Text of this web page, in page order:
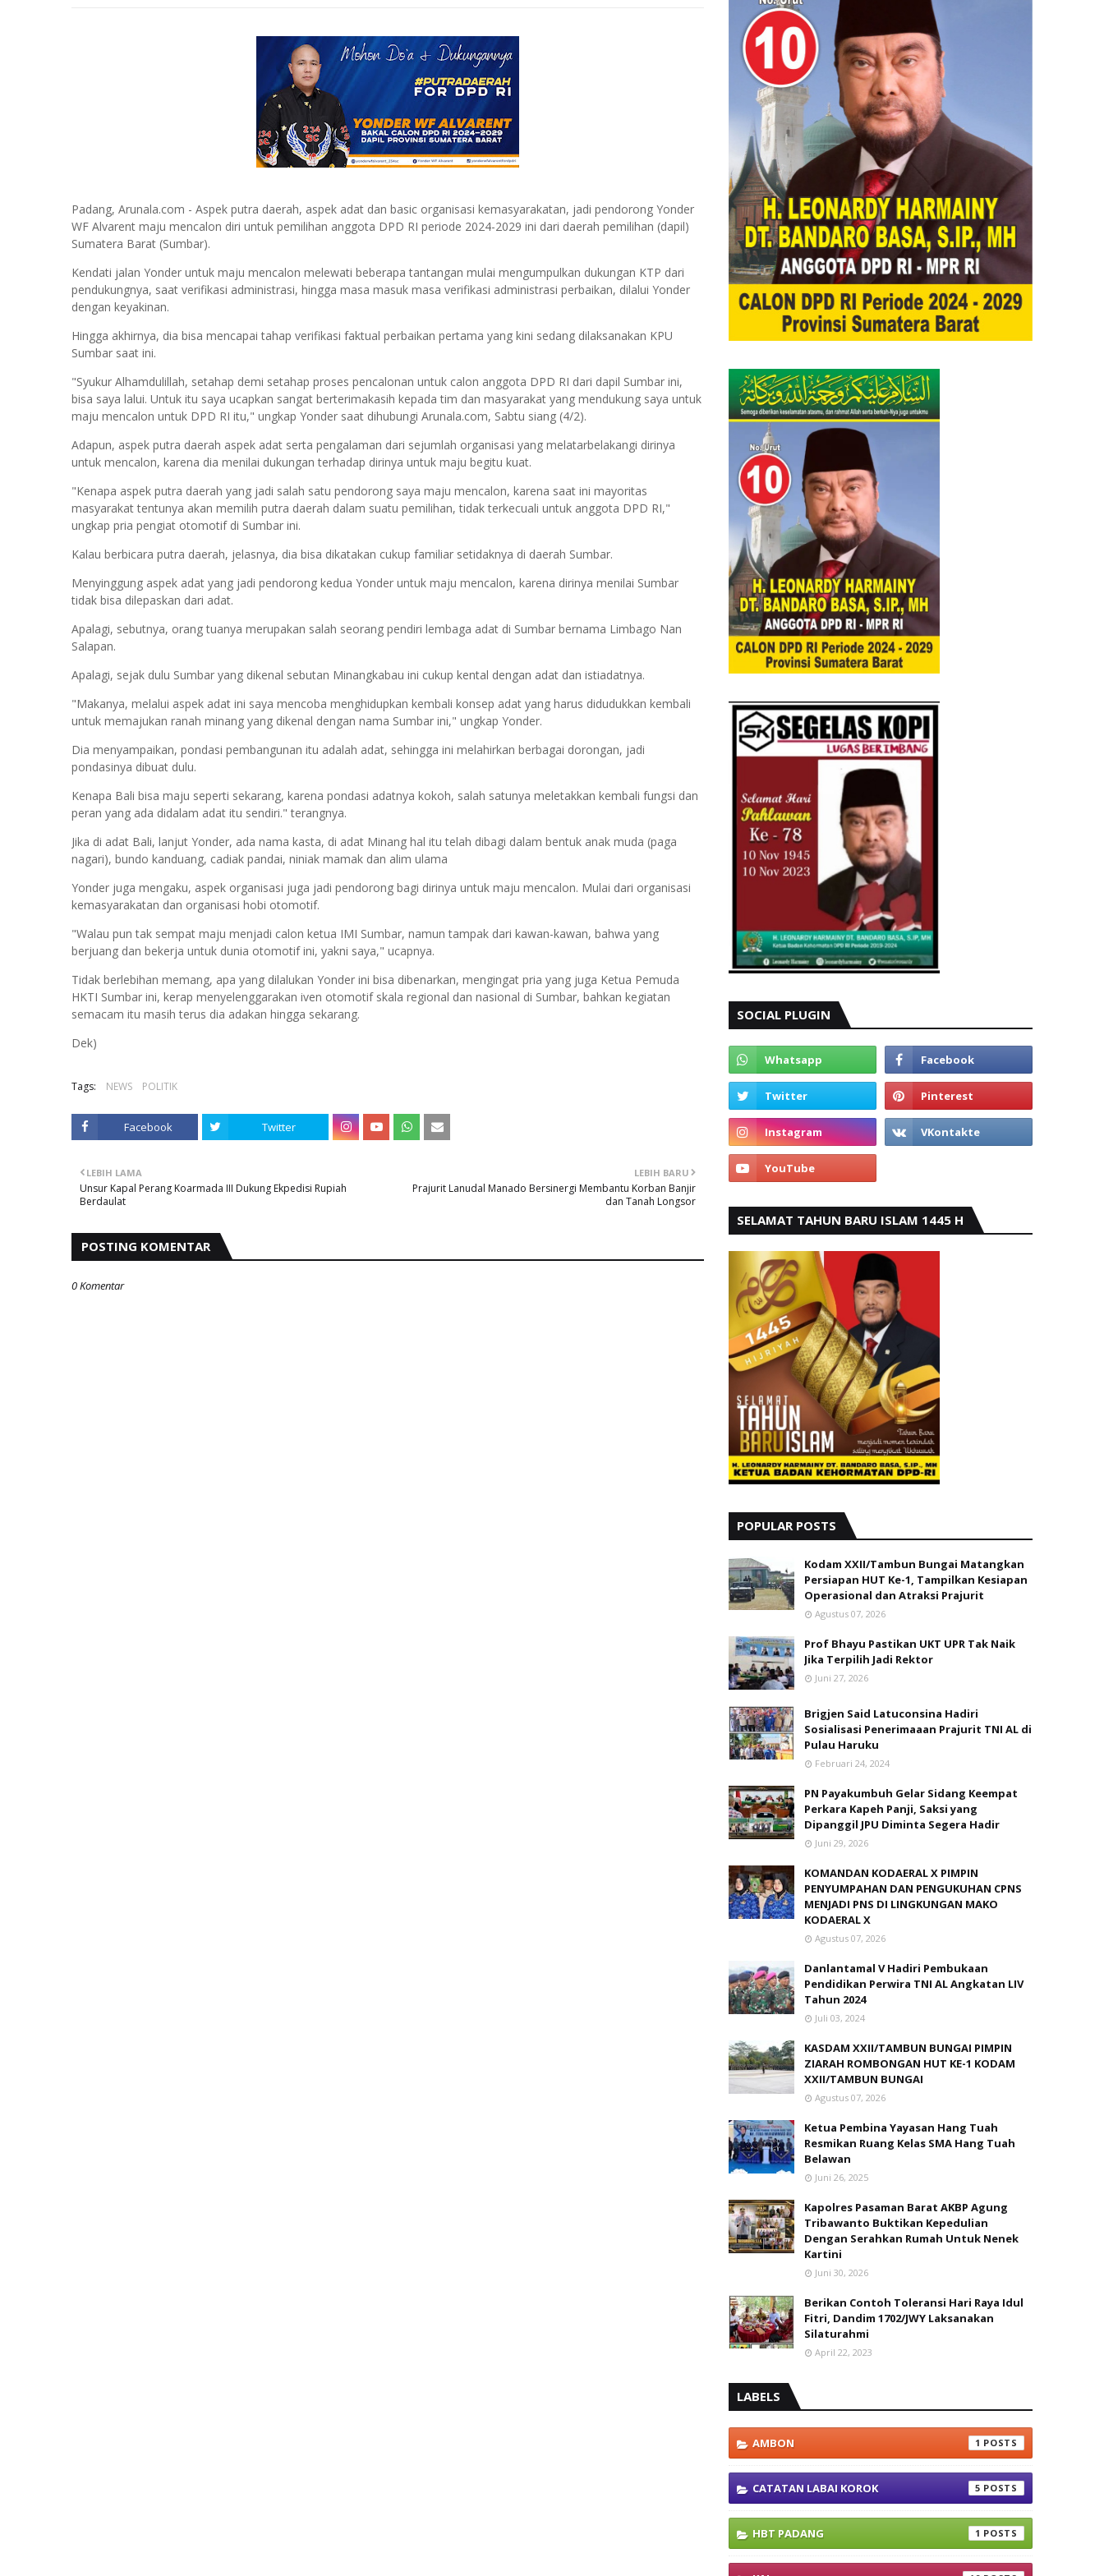
Padang, Arunala.com - Aspek putra daerah, aspek adat dan basic organisasi kemasyarakatan, jadi pendorong Yonder
WF Alvarent maju mencalon diri untuk pemilihan anggota DPD RI periode 2024-2029 ini dari daerah pemilihan (dapil)
Sumatera Barat (Sumbar).
Kendati jalan Yonder untuk maju mencalon melewati beberapa tantangan mulai mengumpulkan dukungan KTP dari
pendukungnya, saat verifikasi administrasi, hingga masa masuk masa verifikasi administrasi perbaikan, dilalui Yonder
dengan keyakinan.
Hingga akhirnya, dia bisa mencapai tahap verifikasi faktual perbaikan pertama yang kini sedang dilaksanakan KPU
Sumbar saat ini.
"Syukur Alhamdulillah, setahap demi setahap proses pencalonan untuk calon anggota DPD RI dari dapil Sumbar ini,
bisa saya lalui. Untuk itu saya ucapkan sangat berterimakasih kepada tim dan masyarakat yang mendukung saya untuk
maju mencalon untuk DPD RI itu," ungkap Yonder saat dihubungi Arunala.com, Sabtu siang (4/2).
Adapun, aspek putra daerah aspek adat serta pengalaman dari sejumlah organisasi yang melatarbelakangi dirinya
untuk mencalon, karena dia menilai dukungan terhadap dirinya untuk maju begitu kuat.
"Kenapa aspek putra daerah yang jadi salah satu pendorong saya maju mencalon, karena saat ini mayoritas
masyarakat tentunya akan memilih putra daerah dalam suatu pemilihan, tidak terkecuali untuk anggota DPD RI,"
ungkap pria pengiat otomotif di Sumbar ini.
Kalau berbicara putra daerah, jelasnya, dia bisa dikatakan cukup familiar setidaknya di daerah Sumbar.
Menyinggung aspek adat yang jadi pendorong kedua Yonder untuk maju mencalon, karena dirinya menilai Sumbar
tidak bisa dilepaskan dari adat.
Apalagi, sebutnya, orang tuanya merupakan salah seorang pendiri lembaga adat di Sumbar bernama Limbago Nan
Salapan.
Apalagi, sejak dulu Sumbar yang dikenal sebutan Minangkabau ini cukup kental dengan adat dan istiadatnya.
"Makanya, melalui aspek adat ini saya mencoba menghidupkan kembali konsep adat yang harus didudukkan kembali
untuk memajukan ranah minang yang dikenal dengan nama Sumbar ini," ungkap Yonder.
Dia menyampaikan, pondasi pembangunan itu adalah adat, sehingga ini melahirkan berbagai dorongan, jadi
pondasinya dibuat dulu.
Kenapa Bali bisa maju seperti sekarang, karena pondasi adatnya kokoh, salah satunya meletakkan kembali fungsi dan
peran yang ada didalam adat itu sendiri." terangnya.
Jika di adat Bali, lanjut Yonder, ada nama kasta, di adat Minang hal itu telah dibagi dalam bentuk anak muda (paga
nagari), bundo kanduang, cadiak pandai, niniak mamak dan alim ulama
Yonder juga mengaku, aspek organisasi juga jadi pendorong bagi dirinya untuk maju mencalon. Mulai dari organisasi
kemasyarakatan dan organisasi hobi otomotif.
"Walau pun tak sempat maju menjadi calon ketua IMI Sumbar, namun tampak dari kawan-kawan, bahwa yang
berjuang dan bekerja untuk dunia otomotif ini, yakni saya," ucapnya.
Tidak berlebihan memang, apa yang dilalukan Yonder ini bisa dibenarkan, mengingat pria yang juga Ketua Pemuda
HKTI Sumbar ini, kerap menyelenggarakan iven otomotif skala regional dan nasional di Sumbar, bahkan kegiatan
semacam itu masih terus dia adakan hingga sekarang.
Dek)
Tags: NEWS POLITIK
Facebook Twitter
LEBIH BARU
Prajurit Lanudal Manado Bersinergi Membantu Korban Banjir
dan Tanah Longsor
LEBIH LAMA
Unsur Kapal Perang Koarmada III Dukung Ekpedisi Rupiah
Berdaulat
POSTING KOMENTAR
0 Komentar
SOCIAL PLUGIN
SELAMAT TAHUN BARU ISLAM 1445 H
POPULAR POSTS
Kodam XXII/Tambun Bungai Matangkan
Persiapan HUT Ke-1, Tampilkan Kesiapan
Operasional dan Atraksi Prajurit
Agustus 07, 2026
Prof Bhayu Pastikan UKT UPR Tak Naik
Jika Terpilih Jadi Rektor
Juni 27, 2026
Brigjen Said Latuconsina Hadiri
Sosialisasi Penerimaaan Prajurit TNI AL di
Pulau Haruku
Februari 24, 2024
PN Payakumbuh Gelar Sidang Keempat
Perkara Kapeh Panji, Saksi yang
Dipanggil JPU Diminta Segera Hadir
Juni 29, 2026
KOMANDAN KODAERAL X PIMPIN
PENYUMPAHAN DAN PENGUKUHAN CPNS
MENJADI PNS DI LINGKUNGAN MAKO
KODAERAL X
Agustus 07, 2026
Danlantamal V Hadiri Pembukaan
Pendidikan Perwira TNI AL Angkatan LIV
Tahun 2024
Juli 03, 2024
KASDAM XXII/TAMBUN BUNGAI PIMPIN
ZIARAH ROMBONGAN HUT KE-1 KODAM
XXII/TAMBUN BUNGAI
Agustus 07, 2026
Ketua Pembina Yayasan Hang Tuah
Resmikan Ruang Kelas SMA Hang Tuah
Belawan
Juni 26, 2025
Kapolres Pasaman Barat AKBP Agung
Tribawanto Buktikan Kepedulian
Dengan Serahkan Rumah Untuk Nenek
Kartini
Juni 30, 2026
Berikan Contoh Toleransi Hari Raya Idul
Fitri, Dandim 1702/JWY Laksanakan
Silaturahmi
April 22, 2023
LABELS
AMBON 1
CATATAN LABAI KOROK 5
HBT PADANG 1